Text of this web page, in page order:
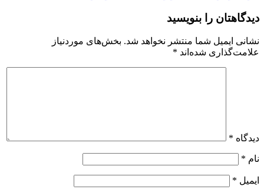
دیدگاهتان را بنویسید
نشانی ایمیل شما منتشر نخواهد شد. بخش‌های موردنیاز
علامت‌گذاری شده‌اند *
دیدگاه *
نام *
ایمیل *